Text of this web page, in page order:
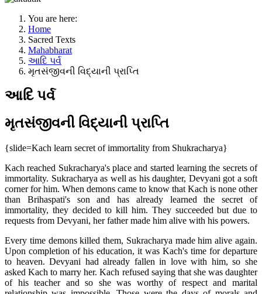
You are here:
Home
Sacred Texts
Mahabharat
આદિ પર્વ
મૃતસંજીવની વિદ્યાની પ્રાપ્તિ
આદિ પર્વ
મૃતસંજીવની વિદ્યાની પ્રાપ્તિ
{slide=Kach learn secret of immortality from Shukracharya}
Kach reached Sukracharya's place and started learning the secrets of
immortality. Sukracharya as well as his daughter, Devyani got a soft
corner for him. When demons came to know that Kach is none other
than Brihaspati's son and has already learned the secret of
immortality, they decided to kill him. They succeeded but due to
requests from Devyani, her father made him alive with his powers.
Every time demons killed them, Sukracharya made him alive again.
Upon completion of his education, it was Kach's time for departure
to heaven. Devyani had already fallen in love with him, so she
asked Kach to marry her. Kach refused saying that she was daughter
of his teacher and so she was worthy of respect and marital